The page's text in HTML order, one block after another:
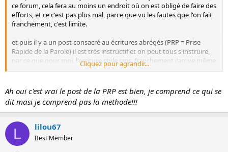
ce forum, cela fera au moins un endroit où on est obligé de faire des
efforts, et ce c'est pas plus mal, parce que vu les fautes que l'on fait
franchement, c'est limite.
et puis il y a un post consacré au écritures abrégés (PRP = Prise
Rapide de la Parole) il est très instructif et on peut tous s'instruire,
par ce que pour moi, l'ecriture style sms, franchement j'arrive même
pas à la déchiffrer et encore moins l'ecrire.
Cliquez pour agrandir...
Ah oui c'est vrai le post de la PRP est bien, je comprend ce qui se
dit masi je comprend pas la methode!!!
L lilou67
Best Member